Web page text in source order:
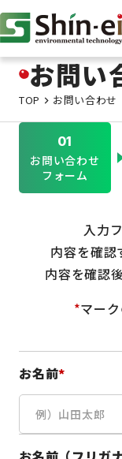
お問い
TOP お問い合わせ
01
お問い合わせ
フォーム
入力
内容を確認
内容を確認
*マー
お名前*